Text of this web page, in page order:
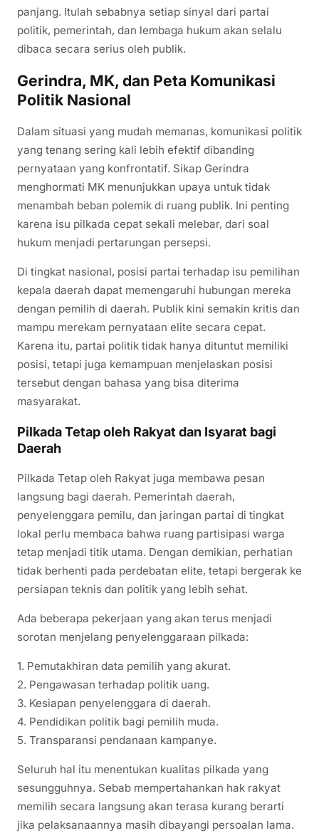
panjang. Itulah sebabnya setiap sinyal dari partai
politik, pemerintah, dan lembaga hukum akan selalu
dibaca secara serius oleh publik.
Gerindra, MK, dan Peta Komunikasi
Politik Nasional
Dalam situasi yang mudah memanas, komunikasi politik
yang tenang sering kali lebih efektif dibanding
pernyataan yang konfrontatif. Sikap Gerindra
menghormati MK menunjukkan upaya untuk tidak
menambah beban polemik di ruang publik. Ini penting
karena isu pilkada cepat sekali melebar, dari soal
hukum menjadi pertarungan persepsi.
Di tingkat nasional, posisi partai terhadap isu pemilihan
kepala daerah dapat memengaruhi hubungan mereka
dengan pemilih di daerah. Publik kini semakin kritis dan
mampu merekam pernyataan elite secara cepat.
Karena itu, partai politik tidak hanya dituntut memiliki
posisi, tetapi juga kemampuan menjelaskan posisi
tersebut dengan bahasa yang bisa diterima
masyarakat.
Pilkada Tetap oleh Rakyat dan Isyarat bagi
Daerah
Pilkada Tetap oleh Rakyat juga membawa pesan
langsung bagi daerah. Pemerintah daerah,
penyelenggara pemilu, dan jaringan partai di tingkat
lokal perlu membaca bahwa ruang partisipasi warga
tetap menjadi titik utama. Dengan demikian, perhatian
tidak berhenti pada perdebatan elite, tetapi bergerak ke
persiapan teknis dan politik yang lebih sehat.
Ada beberapa pekerjaan yang akan terus menjadi
sorotan menjelang penyelenggaraan pilkada:
1. Pemutakhiran data pemilih yang akurat.
2. Pengawasan terhadap politik uang.
3. Kesiapan penyelenggara di daerah.
4. Pendidikan politik bagi pemilih muda.
5. Transparansi pendanaan kampanye.
Seluruh hal itu menentukan kualitas pilkada yang
sesungguhnya. Sebab mempertahankan hak rakyat
memilih secara langsung akan terasa kurang berarti
jika pelaksanaannya masih dibayangi persoalan lama.